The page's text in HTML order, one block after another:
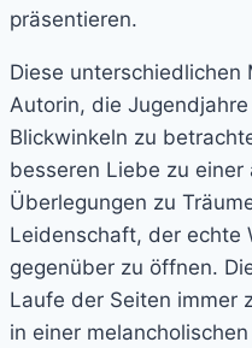
präsentieren.
Diese unterschiedlichen
Autorin, die
Blickwinkeln zu
besseren Liebe zu einer
Überlegungen zu
Leidenschaft, der echte
gegenüber zu öffnen.
Laufe der Seiten immer
in einer